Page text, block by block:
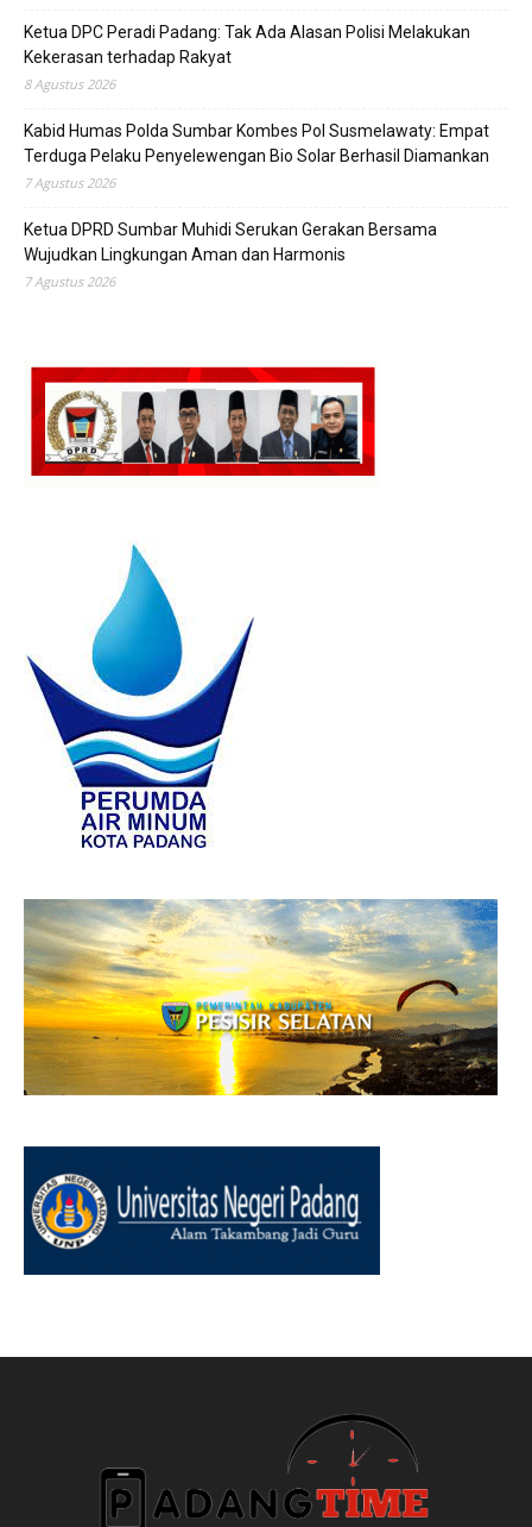
Ketua DPC Peradi Padang: Tak Ada Alasan Polisi Melakukan
Kekerasan terhadap Rakyat
8 Agustus 2026
Kabid Humas Polda Sumbar Kombes Pol Susmelawaty: Empat
Terduga Pelaku Penyelewengan Bio Solar Berhasil Diamankan
7 Agustus 2026
Ketua DPRD Sumbar Muhidi Serukan Gerakan Bersama
Wujudkan Lingkungan Aman dan Harmonis
7 Agustus 2026